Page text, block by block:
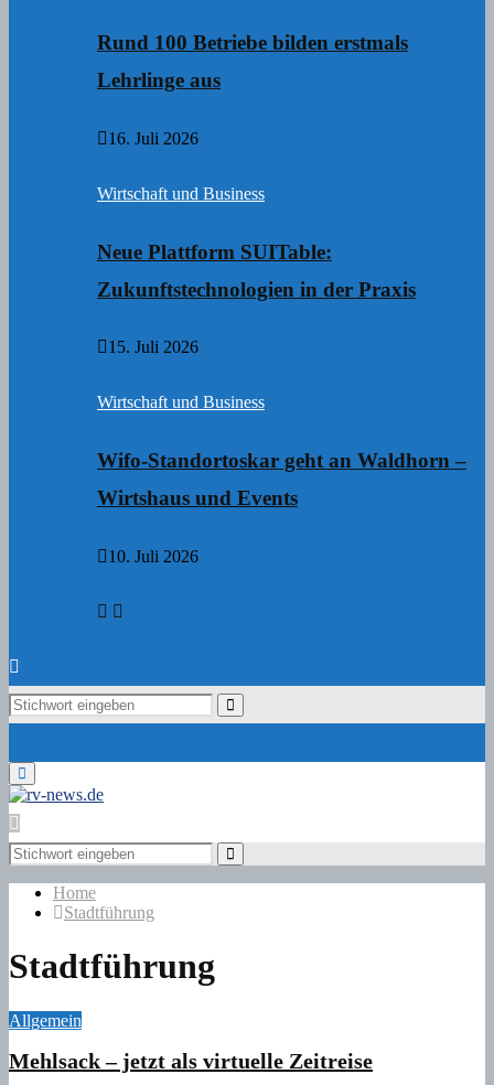
Rund 100 Betriebe bilden erstmals
Lehrlinge aus
16. Juli 2026
Wirtschaft und Business
Neue Plattform SUITable:
Zukunftstechnologien in der Praxis
15. Juli 2026
Wirtschaft und Business
Wifo-Standortoskar geht an Waldhorn –
Wirtshaus und Events
10. Juli 2026
Search
Search
Primary
Menu
Search
for:
Search
Home
Stadtführung
Stadtführung
Allgemein
Mehlsack – jetzt als virtuelle Zeitreise